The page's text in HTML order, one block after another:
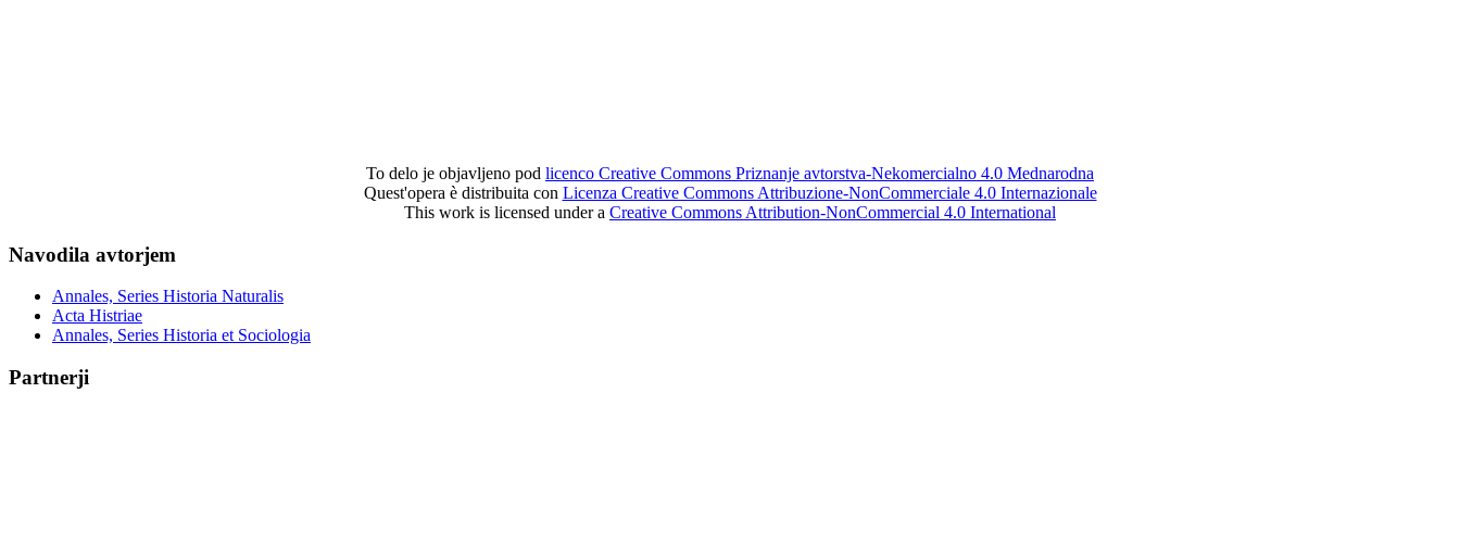
To delo je objavljeno pod licenco Creative Commons Priznanje avtorstva-Nekomercialno 4.0 Mednarodna
Quest'opera è distribuita con Licenza Creative Commons Attribuzione-NonCommerciale 4.0 Internazionale
This work is licensed under a Creative Commons Attribution-NonCommercial 4.0 International
Navodila avtorjem
Annales, Series Historia Naturalis
Acta Histriae
Annales, Series Historia et Sociologia
Partnerji